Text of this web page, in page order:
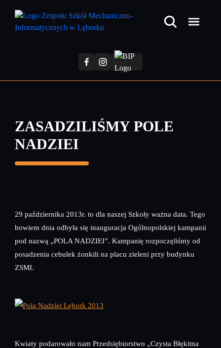
treści
ZASADZILIŚMY POLE
NADZIEI
29 października 2013r. to dla naszej Szkoły ważna data. Tego
bowiem dnia odbyła się inauguracja Ogólnopolskiej kampanii
pod nazwą „POLA NADZIEI”. Kampanię rozpoczęliśmy od
posadzenia cebulek żonkili na placu zieleni przy budynku
ZSMI.
Kwiaty podarowało nam Przedsiębiorstwo „Czysta Błękitna